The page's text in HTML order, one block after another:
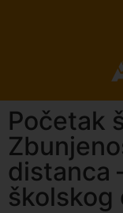
Početak
distanca
školskog